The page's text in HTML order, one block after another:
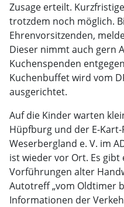
Zusage erteilt.
trotzdem noch möglich.
Ehrenvorsitzenden,
Dieser nimmt auch gern
Kuchenspenden
Kuchenbuffet wird vom
ausgerichtet.
Auf die Kinder warten
Hüpfburg und der E-Kart-
Weserbergland e. V. im
ist wieder vor Ort. Es
Vorführungen alter
Autotreff „vom Oldtimer
Informationen der